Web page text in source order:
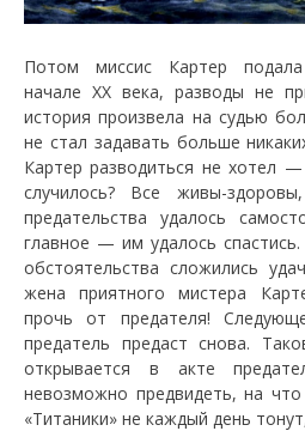
Потом миссис Картер
начале ХХ века, разводы не
история произвела на судью
не стал задавать больше
Картер разводиться не хотел
случилось? Все живы-
предательства удалось
главное — им удалось
обстоятельства сложились
жена приятного мистера
прочь от предателя!
предатель предаст снова.
открывается в акте
невозможно предвидеть, на
«Титаники» не каждый день